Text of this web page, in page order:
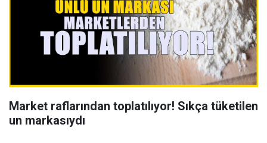
Market raflarından toplatılıyor! Sıkça tüketilen
un markasıydı